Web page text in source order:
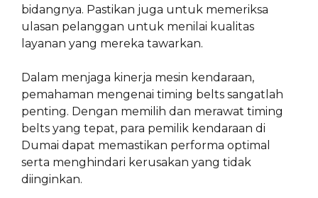
bidangnya. Pastikan juga untuk memeriksa
ulasan pelanggan untuk menilai kualitas
layanan yang mereka tawarkan.
Dalam menjaga kinerja mesin kendaraan,
pemahaman mengenai timing belts sangatlah
penting. Dengan memilih dan merawat timing
belts yang tepat, para pemilik kendaraan di
Dumai dapat memastikan performa optimal
serta menghindari kerusakan yang tidak
diinginkan.